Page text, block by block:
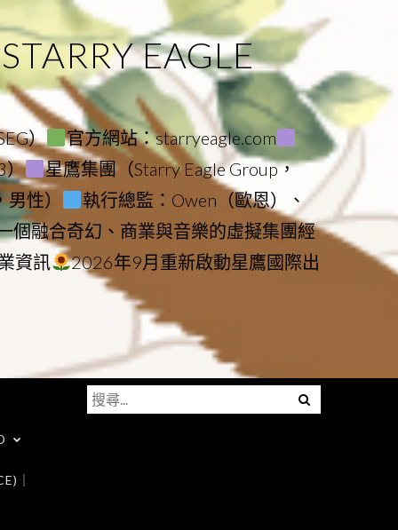
EAGLE
）
官方網站：starryeagle.com
）
星鷹集團（Starry Eagle Group，
性）
執行總監：Owen（歐恩）、
個融合奇幻、商業與音樂的虛擬集團經
資訊
2026年9月重新啟動星鷹國際出
｜
Menu
搜
尋